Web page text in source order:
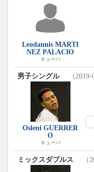
Leodannis MARTI
NEZ PALACIO
キューバ
男子シングル （
Osleni GUERRER
O
キューバ
ミックスダブルス （